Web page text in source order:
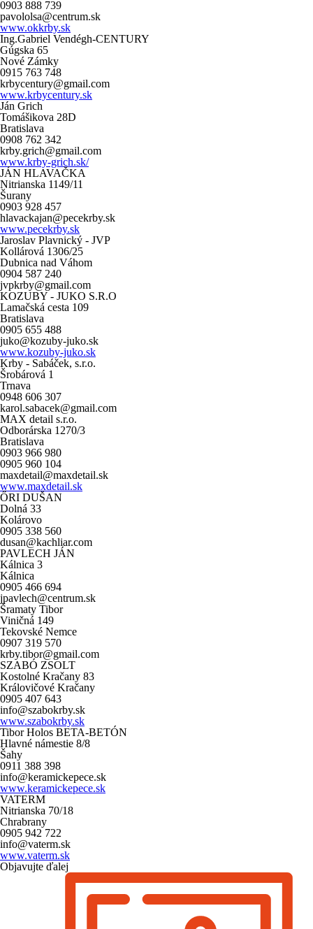
0903 888 739
pavololsa@centrum.sk
www.okkrby.sk
Ing.Gabriel Vendégh-CENTURY
Gúgska 65
Nové Zámky
0915 763 748
krbycentury@gmail.com
www.krbycentury.sk
Ján Grich
Tomášikova 28D
Bratislava
0908 762 342
krby.grich@gmail.com
www.krby-grich.sk/
JÁN HLAVAČKA
Nitrianska 1149/11
Šurany
0903 928 457
hlavackajan@pecekrby.sk
www.pecekrby.sk
Jaroslav Plavnický - JVP
Kollárová 1306/25
Dubnica nad Váhom
0904 587 240
jvpkrby@gmail.com
KOZUBY - JUKO S.R.O
Lamačská cesta 109
Bratislava
0905 655 488
juko@kozuby-juko.sk
www.kozuby-juko.sk
Krby - Sabáček, s.r.o.
Šrobárová 1
Trnava
0948 606 307
karol.sabacek@gmail.com
MAX detail s.r.o.
Odborárska 1270/3
Bratislava
0903 966 980
0905 960 104
maxdetail@maxdetail.sk
www.maxdetail.sk
ŐRI DUŠAN
Dolná 33
Kolárovo
0905 338 560
dusan@kachliar.com
PAVLECH JÁN
Kálnica 3
Kálnica
0905 466 694
jpavlech@centrum.sk
Šramaty Tibor
Viničná 149
Tekovské Nemce
0907 319 570
krby.tibor@gmail.com
SZABÓ ZSOLT
Kostolné Kračany 83
Královičové Kračany
0905 407 643
info@szabokrby.sk
www.szabokrby.sk
Tibor Holos BETA-BETÓN
Hlavné námestie 8/8
Šahy
0911 388 398
info@keramickepece.sk
www.keramickepece.sk
VATERM
Nitrianska 70/18
Chrabrany
0905 942 722
info@vaterm.sk
www.vaterm.sk
Objavujte ďalej